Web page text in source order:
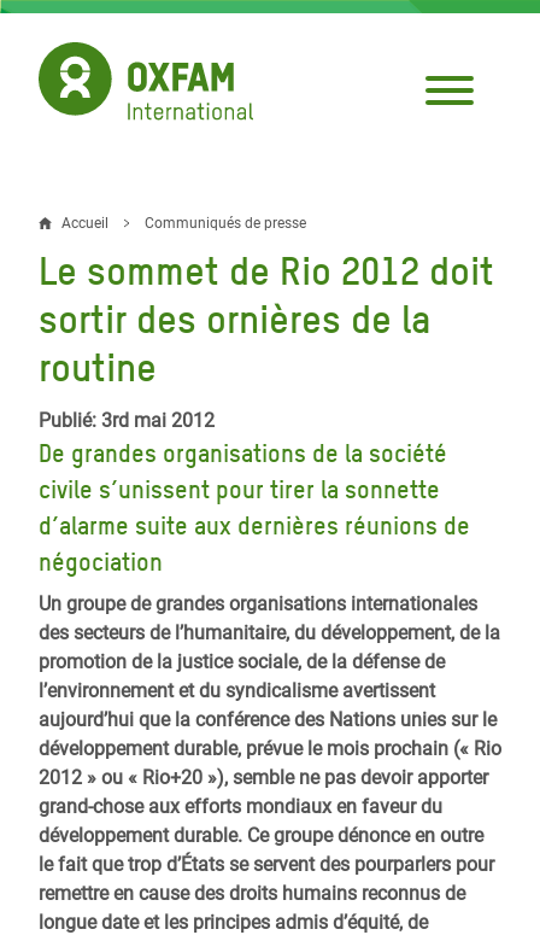
Aller
contenu
principal
Fil
d'Ariane
Accueil Communiqués de presse
Le sommet de Rio 2012 doit
sortir des ornières de la
routine
Publié: 3rd mai 2012
De grandes organisations de la société
civile s’unissent pour tirer la sonnette
d’alarme suite aux dernières réunions de
négociation
Un groupe de grandes organisations internationales
des secteurs de l’humanitaire, du développement, de la
promotion de la justice sociale, de la défense de
l’environnement et du syndicalisme avertissent
aujourd’hui que la conférence des Nations unies sur le
développement durable, prévue le mois prochain (« Rio
2012 » ou « Rio+20 »), semble ne pas devoir apporter
grand-chose aux efforts mondiaux en faveur du
développement durable. Ce groupe dénonce en outre
le fait que trop d’États se servent des pourparlers pour
remettre en cause des droits humains reconnus de
longue date et les principes admis d’équité, de